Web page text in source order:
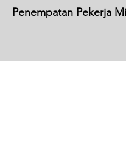
Penempatan Pekerja